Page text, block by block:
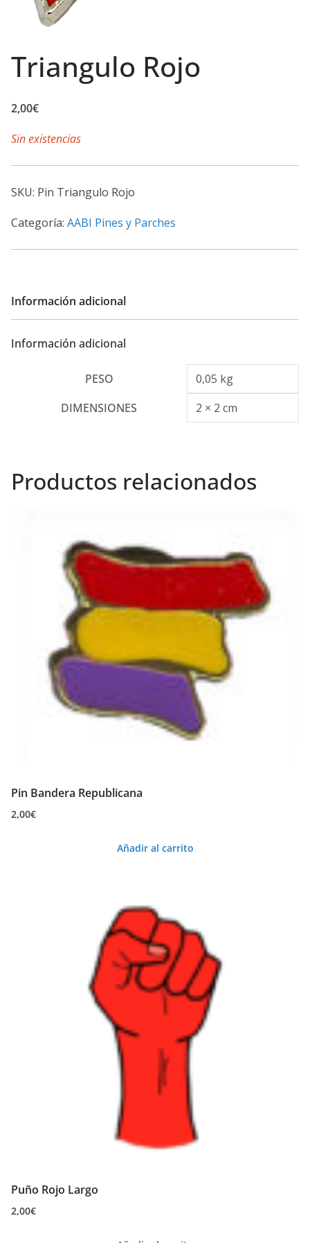
Triangulo Rojo
2,00€
Sin existencias
SKU: Pin Triangulo Rojo
Categoría: AABI Pines y Parches
Información adicional
Información adicional
PESO
0,05 kg
DIMENSIONES
2 × 2 cm
Productos relacionados
Pin Bandera Republicana
2,00€
Añadir al carrito
Puño Rojo Largo
2,00€